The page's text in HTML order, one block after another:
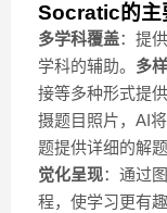
Socratic的主
多学科覆盖：提
学科的辅助。 多
接等多种形式提供
摄题目照片，AI将
题提供详细的解
觉化呈现：通过
程，使学习更有趣